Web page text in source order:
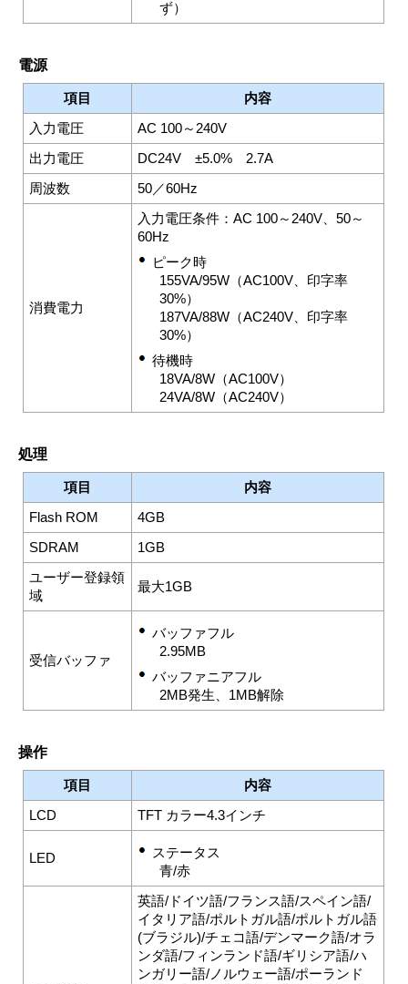
ず）
電源
項目 内容
入力電圧 AC 100～240V
出力電圧 DC24V ±5.0% 2.7A
周波数 50／60Hz
消費電力
入力電圧条件：AC 100～240V、50～
60Hz
ピーク時
155VA/95W（AC100V、印字率
30%）
187VA/88W（AC240V、印字率
30%）
待機時
18VA/8W（AC100V）
24VA/8W（AC240V）
処理
項目 内容
Flash ROM 4GB
SDRAM 1GB
ユーザー登録領
域
最大1GB
受信バッファ
バッファフル
2.95MB
バッファニアフル
2MB発生、1MB解除
操作
項目 内容
LCD TFT カラー4.3インチ
LED
ステータス
青/赤
英語/ドイツ語/フランス語/スペイン語/
イタリア語/ポルトガル語/ポルトガル語
(ブラジル)/チェコ語/デンマーク語/オラ
ンダ語/フィンランド語/ギリシア語/ハ
ンガリー語/ノルウェー語/ポーランド